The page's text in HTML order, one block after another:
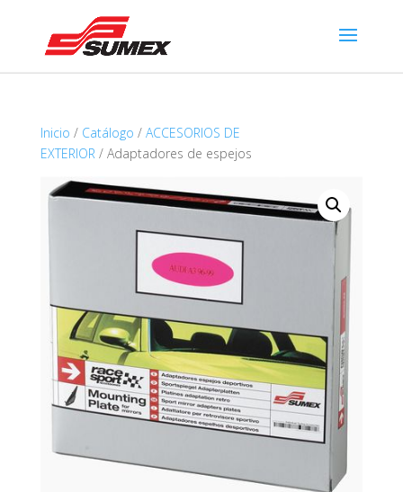
Inicio / Catálogo / ACCESORIOS DE
EXTERIOR/ Adaptadores de espejos